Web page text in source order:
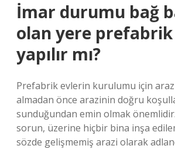
İmar durumu bağ
olan yere
yapılır mı?
Prefabrik evlerin kurulumu için
almadan önce arazinin doğru
sunduğundan emin olmak
sorun, üzerine hiçbir bina inşa
sözde gelişmemiş arazi olarak